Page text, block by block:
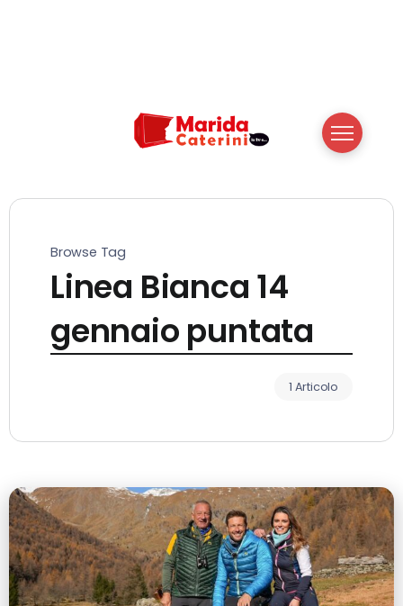
Browse Tag
Linea Bianca 14
gennaio puntata
1 Articolo